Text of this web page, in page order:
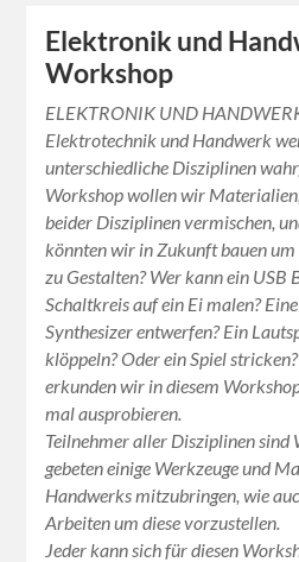
Elektronik und
Workshop
ELEKTRONIK UND
Elektrotechnik und Handwerk
unterschiedliche Disziplinen
Workshop wollen wir
beider Disziplinen vermischen,
könnten wir in Zukunft bauen
zu Gestalten? Wer kann ein USB
Schaltkreis auf ein Ei malen?
Synthesizer entwerfen? Ein
klöppeln? Oder ein Spiel
erkunden wir in diesem
mal ausprobieren.
Teilnehmer aller Disziplinen
gebeten einige Werkzeuge und
Handwerks mitzubringen, wie
Arbeiten um diese vorzustellen.
Jeder kann sich für diesen